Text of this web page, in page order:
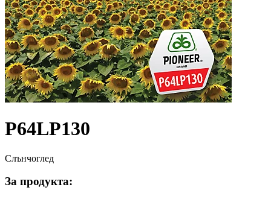
P64LР130
Слънчоглед
За продукта: